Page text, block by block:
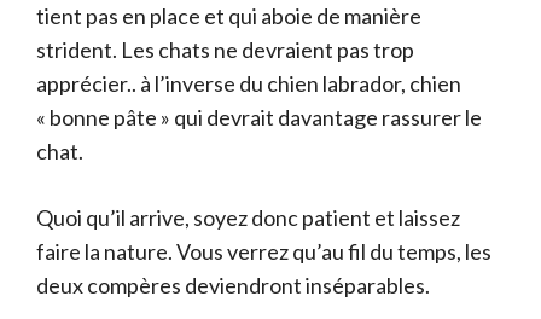
tient pas en place et qui aboie de manière
strident. Les chats ne devraient pas trop
apprécier.. à l’inverse du chien labrador, chien
« bonne pâte » qui devrait davantage rassurer le
chat.
Quoi qu’il arrive, soyez donc patient et laissez
faire la nature. Vous verrez qu’au fil du temps, les
deux compères deviendront inséparables.